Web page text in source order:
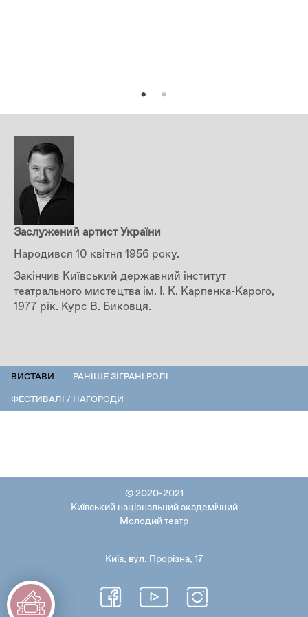
Заслужений артист України
Народився 10 квітня 1956 року.
Закінчив Київський державний інститут
театрального мистецтва ім. І. К. Карпенка-Карого,
1977 рік. Курс В. Биковця.
ПЕРСОНАЛІЇ
ВИСТАВИ
(АКТИВНА
РАНІШЕ ЗІГРАНІ РОЛІ
ФЕСТИВАЛІ / НАГОРОДИ
© 2020-2021
Київський національний академічний
Молодий театр
Київ, вул. Прорізна, 17